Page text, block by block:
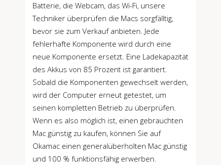
Batterie, die Webcam, das Wi-Fi, unsere
Techniker überprüfen die Macs sorgfälltig,
bevor sie zum Verkauf anbieten. Jede
fehlerhafte Komponente wird durch eine
neue Komponente ersetzt. Eine Ladekapazität
des Akkus von 85 Prozent ist garantiert.
Sobald die Komponenten gewechselt werden,
wird der Computer erneut getestet, um
seinen kompletten Betrieb zu überprüfen.
Wenn es also möglich ist, einen gebrauchten
Mac günstig zu kaufen, können Sie auf
Okamac einen generalüberholten Mac günstig
und 100 % funktionsfähig erwerben.